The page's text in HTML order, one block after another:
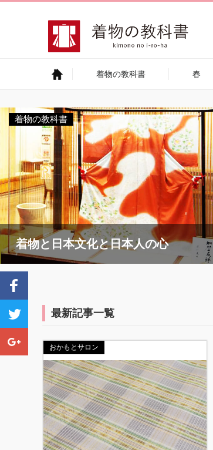
着物の教科書 春
着物の教科書
着物と日本文化と日本人の心
最新記事一覧
おかもとサロン